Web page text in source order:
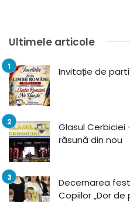
Ultimele articole
Invitație de
Glasul
răsună din nou
Decernarea
Copiilor „Dor de